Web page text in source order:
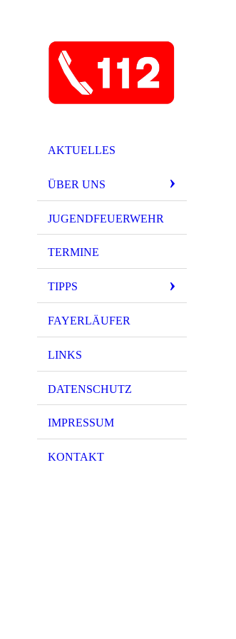
AKTUELLES
ÜBER UNS
JUGENDFEUERWEHR
TERMINE
TIPPS
FAYERLÄUFER
LINKS
DATENSCHUTZ
IMPRESSUM
KONTAKT